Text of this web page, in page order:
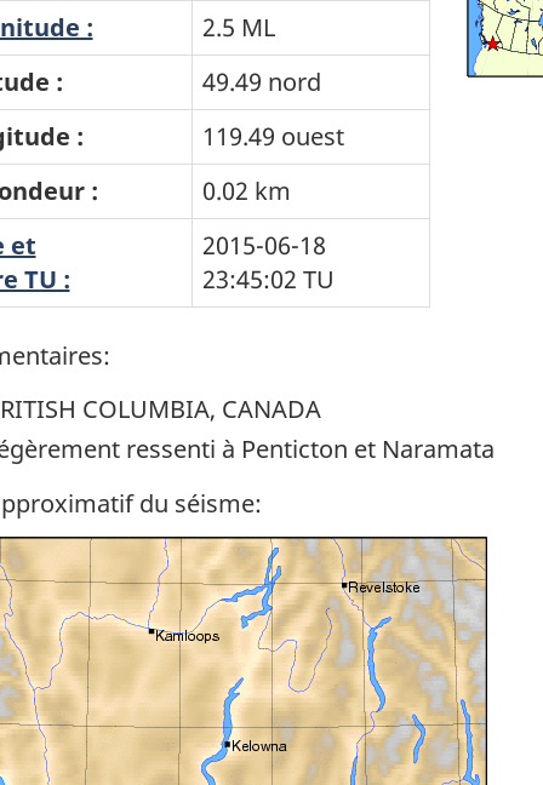
:
2.5 ML
:
49.49 nord
:
119.49 ouest
:
0.02 km
et
TU :
2015-06-18
23:45:02 TU
COLUMBIA, CANADA
ressenti à Penticton et Naramata
du séisme: